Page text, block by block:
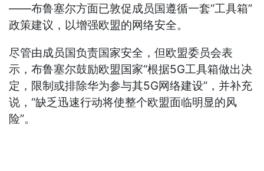
——布鲁塞尔方面已敦促成员国遵循一套“工具箱”
政策建议，以增强欧盟的网络安全。
尽管由成员国负责国家安全，但欧盟委员会表
示，布鲁塞尔鼓励欧盟国家“根据5G工具箱做出决
定，限制或排除华为参与其5G网络建设”，并补充
说，“缺乏迅速行动将使整个欧盟面临明显的风
险”。